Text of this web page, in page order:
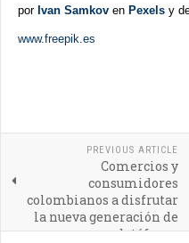
por Ivan Samkov en Pexels y
www.freepik.es
PREVIOUS ARTICLE
Comercios y
consumidores
colombianos a disfrutar
la nueva generación de
datáfonos